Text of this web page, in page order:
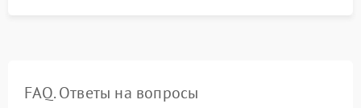
FAQ. Ответы на вопросы